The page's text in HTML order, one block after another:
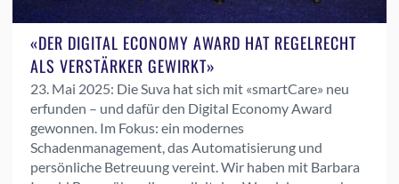
«DER DIGITAL ECONOMY AWARD HAT REGELRECHT
ALS VERSTÄRKER GEWIRKT»
23. Mai 2025: Die Suva hat sich mit «smartCare» neu
erfunden – und dafür den Digital Economy Award
gewonnen. Im Fokus: ein modernes
Schadenmanagement, das Automatisierung und
persönliche Betreuung vereint. Wir haben mit Barbara